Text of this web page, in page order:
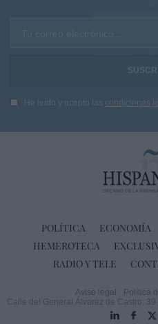
Tu correo electrónico...
He leído y acepto las condiciones
POLÍTICA ECONOMÍA
HEMEROTECA
RADIO Y TELE
Aviso legal Política
Calle del General Álvarez de Castro, 39